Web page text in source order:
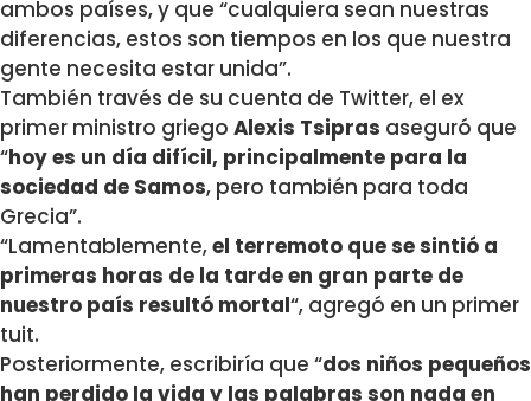
ambos países, y que “cualquiera sean nuestras
diferencias, estos son tiempos en los que nuestra
gente necesita estar unida”.
También través de su cuenta de Twitter, el ex
primer ministro griego Alexis Tsipras aseguró que
“hoy es un día difícil, principalmente para la
sociedad de Samos, pero también para toda
Grecia”.
“Lamentablemente,el terremoto que se sintió a
primeras horas de la tarde en gran parte de
nuestro país resultó mortal“, agregó en un primer
tuit.
Posteriormente, escribiría que “dos niños pequeños
han perdido la vida y las palabras son nada en